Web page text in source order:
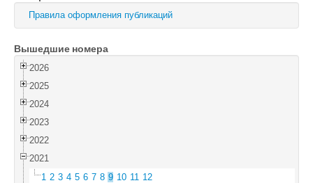
Поиск
Войти
Правила оформления публикаций
Вышедшие номера
2026
2025
2024
2023
2022
2021
1 2 3 4 5 6 7 8 9 10 11 12